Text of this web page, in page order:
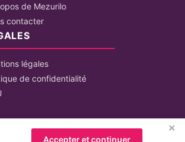
de Mezurilo
contacter
légales
de confidentialité
✕
Accepter et continuer